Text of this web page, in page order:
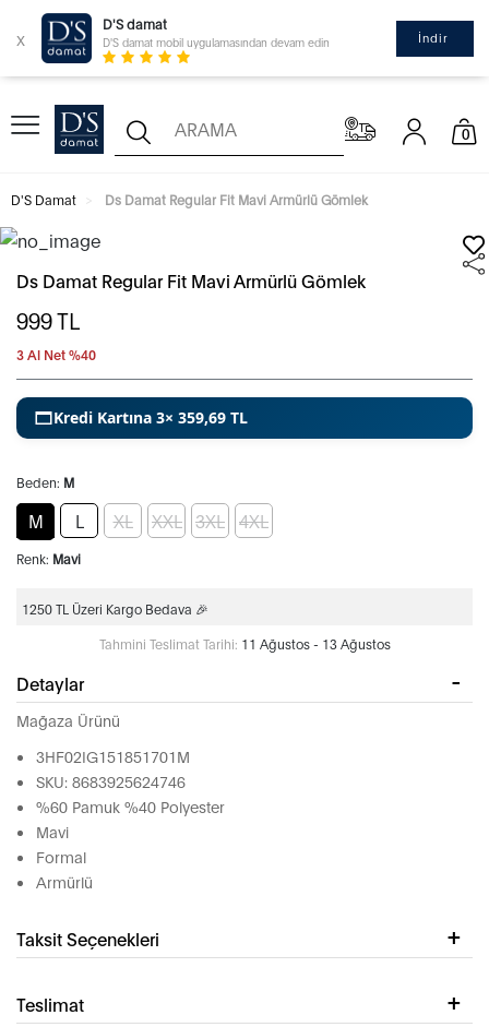
x
D'S damat
D'S damat mobil uygulamasından devam edin İndir
0
D'S Damat Ds Damat Regular Fit Mavi Armürlü Gömlek
Ds Damat Regular Fit Mavi Armürlü Gömlek
999TL
3 Al Net %40
Kredi Kartına 3× 359,69 TL
Beden: M
M L XL XXL 3XL 4XL
Renk: Mavi
1250 TL Üzeri Kargo Bedava 🎉
Tahmini Teslimat Tarihi: 11 Ağustos - 13 Ağustos
Detaylar
Mağaza Ürünü
3HF02IG151851701M
SKU: 8683925624746
%60 Pamuk %40 Polyester
Mavi
Formal
Armürlü
Taksit Seçenekleri
Teslimat